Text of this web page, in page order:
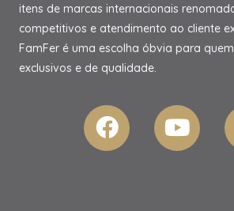
itens de marcas internacionais
competitivos e atendimento ao cliente
FamFer é uma escolha óbvia para
exclusivos e de qualidade.